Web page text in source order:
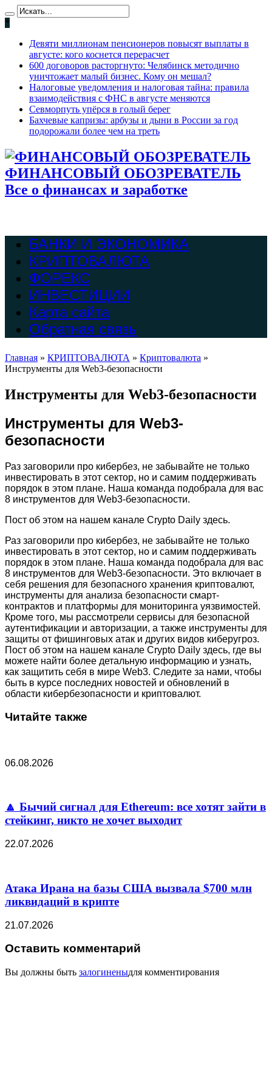
*
Девяти миллионам пенсионеров повысят выплаты в
августе: кого коснется перерасчет
600 договоров расторгнуто: Челябинск методично
уничтожает малый бизнес. Кому он мешал?
Налоговые уведомления и налоговая тайна: правила
взаимодействия с ФНС в августе меняются
Севморпуть упёрся в голый берег
Бахчевые капризы: арбузы и дыни в России за год
подорожали более чем на треть
ФИНАНСОВЫЙ ОБОЗРЕВАТЕЛЬ
Все о финансах и заработке
БАНКИ И ЭКОНОМИКА
КРИПТОВАЛЮТА
ФОРЕКС
ИНВЕСТИЦИИ
Карта сайта
Обратная связь
Главная » КРИПТОВАЛЮТА » Криптовалюта »
Инструменты для Web3-безопасности
Инструменты для Web3-безопасности
Инструменты для Web3-
безопасности
Раз заговорили про кибербез, не забывайте не только
инвестировать в этот сектор, но и самим поддерживать
порядок в этом плане. Наша команда подобрала для вас
8 инструментов для Web3-безопасности.
Пост об этом на нашем канале Crypto Daily здесь.
Раз заговорили про кибербез, не забывайте не только
инвестировать в этот сектор, но и самим поддерживать
порядок в этом плане. Наша команда подобрала для вас
8 инструментов для Web3-безопасности. Это включает в
себя решения для безопасного хранения криптовалют,
инструменты для анализа безопасности смарт-
контрактов и платформы для мониторинга уязвимостей.
Кроме того, мы рассмотрели сервисы для безопасной
аутентификации и авторизации, а также инструменты для
защиты от фишинговых атак и других видов киберугроз.
Пост об этом на нашем канале Crypto Daily здесь, где вы
можете найти более детальную информацию и узнать,
как защитить себя в мире Web3. Следите за нами, чтобы
быть в курсе последних новостей и обновлений в
области кибербезопасности и криптовалют.
Читайте также
06.08.2026
🔼 Бычий сигнал для Ethereum: все хотят зайти в
стейкинг, никто не хочет выходит
22.07.2026
Атака Ирана на базы США вызвала $700 млн
ликвидаций в крипте
21.07.2026
Оставить комментарий
Вы должны быть залогиненыдля комментирования